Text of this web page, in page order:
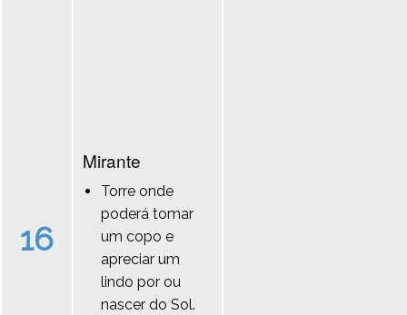
16
Mirante
Torre onde
poderá tomar
um copo e
apreciar um
lindo por ou
nascer do Sol.